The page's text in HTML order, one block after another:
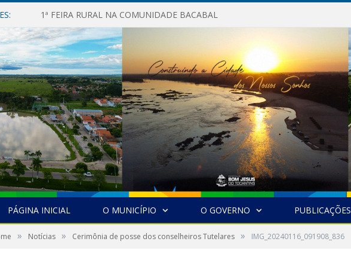
1ª FEIRA RURAL NA COMUNIDADE BACABAL
PÁGINA INICIAL O MUNICÍPIO O GOVERNO PUBLICAÇÕES
» Notícias » Cerimônia de posse dos conselheiros Tutelares » IMG_20240116_091908_836